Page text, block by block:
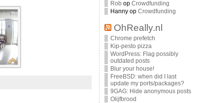
Rob op Crowdfunding
Hannyop Crowdfunding
OhReally.nl
Chrome prefetch
Kip-pesto pizza
WordPress: Flag possibly
outdated posts
Blur your house!
FreeBSD: when did I last
update my ports/packages?
9GAG: Hide anonymous posts
Olijfbrood